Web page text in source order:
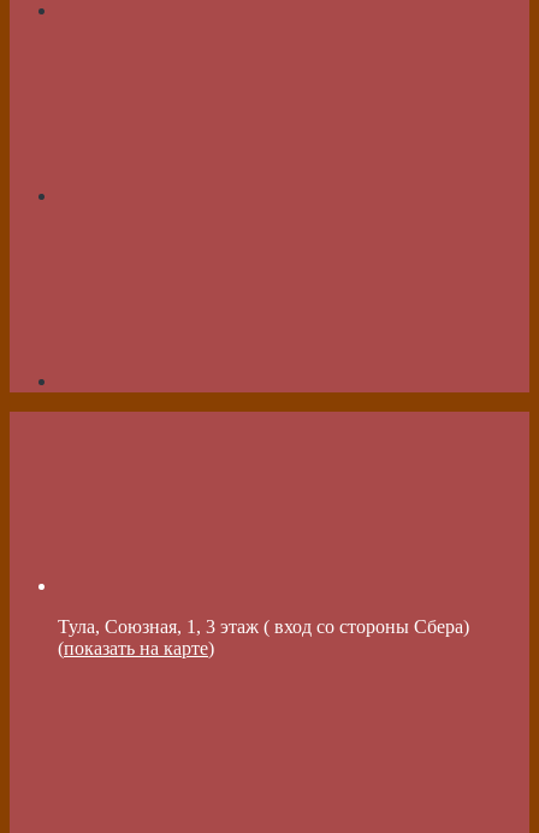
Тула, Союзная, 1, 3 этаж ( вход со стороны Сбера)
(показать на карте)